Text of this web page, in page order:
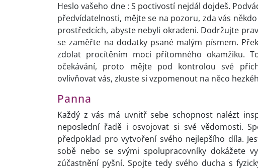
Heslo vašeho dne : S poctivostí nejdál dojdeš.
předvídatelnosti, mějte se na pozoru, zda vás
prostředcích, abyste nebyli okradeni. Dodržujte
se zaměřte na dodatky psané malým písmem.
zdolat procítěním moci přítomného okamžiku.
očekávání, proto mějte pod kontrolou své
ovlivňovat vás, zkuste si vzpomenout na něco
Panna
Každý z vás má uvnitř sebe schopnost nalézt
neposlední řadě i osvojovat si své vědomosti.
předpoklad pro vytvoření svého nejlepšího díla.
sobě nebo se svými spolupracovníky dokážete
zúčastnění pyšní. Spojte tedy svého ducha s